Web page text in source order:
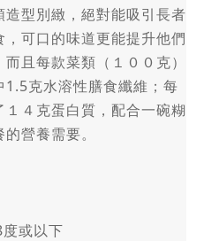
型別緻，絕對能吸引長者
可口的味道更能提升他們
且每款菜類（１００克）
1.5克水溶性膳食纖維；每
４克蛋白質，配合一碗糊
營養需要。
度或以下